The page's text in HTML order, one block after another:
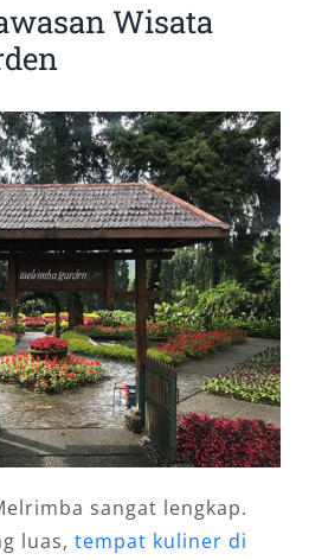
Wisata
sangat lengkap.
luas, tempat kuliner di